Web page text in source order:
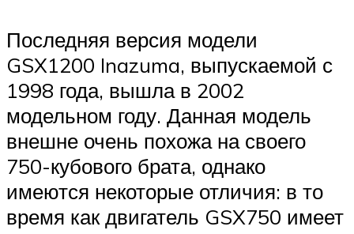
Последняя версия модели
GSX1200 Inazuma, выпускаемой с
1998 года, вышла в 2002
модельном году. Данная модель
внешне очень похожа на своего
750-кубового брата, однако
имеются некоторые отличия: в то
время как двигатель GSX750 имеет